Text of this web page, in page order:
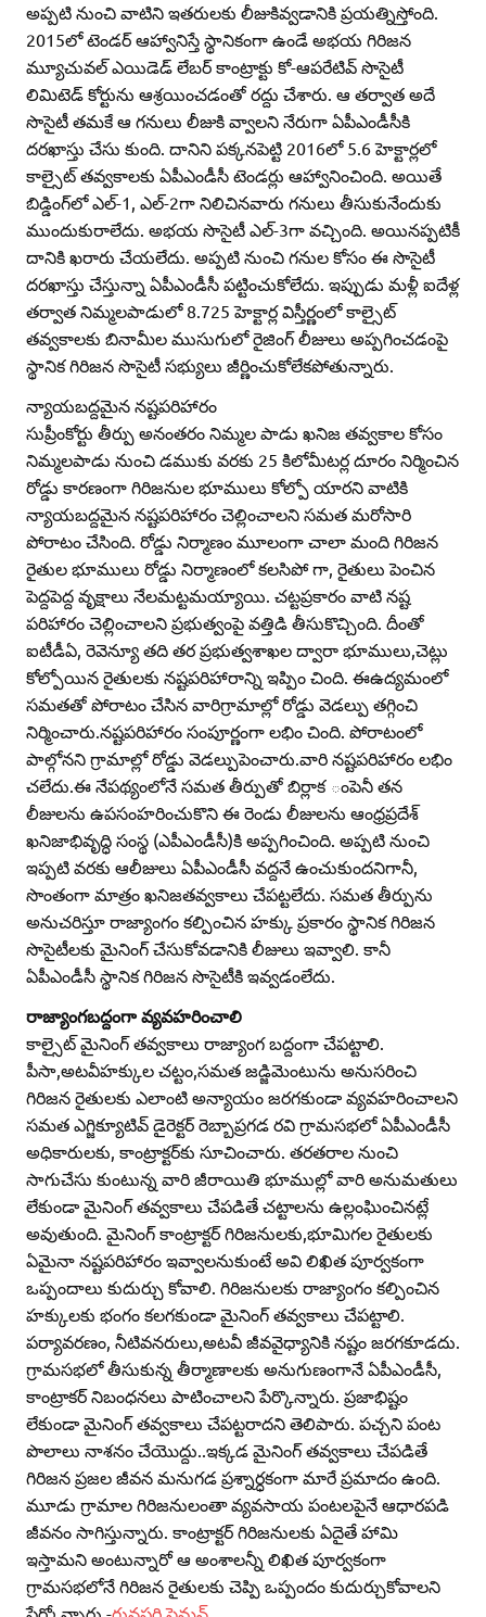
అప్పటి నుంచి వాటిని ఇతరులకు లీజుకివ్వడానికి ప్రయత్నిస్తోంది.
2015లో టెండర్‌ ఆహ్వానిస్తే స్థానికంగా ఉండే అభయ గిరిజన
మ్యూచువల్‌ ఎయిడెడ్‌ లేబర్‌ కాంట్రాక్టు కో-ఆపరేటివ్‌ సొసైటీ
లిమిటెడ్‌ కోర్టును ఆశ్రయించడంతో రద్దు చేశారు. ఆ తర్వాత అదే
సొసైటీ తమకే ఆ గనులు లీజుకి వ్వాలని నేరుగా ఏపీఎండీసీకి
దరఖాస్తు చేసు కుంది. దానిని పక్కనపెట్టి 2016లో 5.6 హెక్టార్లలో
కాల్సైట్‌ తవ్వకాలకు ఏపీఎండీసీ టెండర్లు ఆహ్వానించింది. అయితే
బిడ్డింగ్‌లో ఎల్‌-1, ఎల్‌-2గా నిలిచినవారు గనులు తీసుకునేందుకు
ముందుకురాలేదు. అభయ సొసైటీ ఎల్‌-3గా వచ్చింది. అయినప్పటికీ
దానికి ఖరారు చేయలేదు. అప్పటి నుంచి గనుల కోసం ఈ సొసైటీ
దరఖాస్తు చేస్తున్నా ఏపీఎండీసీ పట్టించుకోలేదు. ఇప్పుడు మళ్లీ ఐదేళ్ల
తర్వాత నిమ్మలపాడులో 8.725 హెక్టార్ల విస్తీర్ణంలో కాల్సైట్‌
తవ్వకాలకు బినామీల ముసుగులో రైజింగ్‌ లీజులు అప్పగించడంపై
స్థానిక గిరిజన సొసైటీ సభ్యులు జీర్ణించుకోలేకపోతున్నారు.
న్యాయబద్దమైన నష్టపరిహారం
సుప్రీంకోర్టు తీర్పు అనంతరం నిమ్మల పాడు ఖనిజ తవ్వకాల కోసం
నిమ్మలపాడు నుంచి డముకు వరకు 25 కిలోమీటర్ల దూరం నిర్మించిన
రోడ్డు కారణంగా గిరిజనుల భూములు కోల్పో యారని వాటికి
న్యాయబద్దమైన నష్టపరిహారం చెల్లించాలని సమత మరోసారి
పోరాటం చేసింది. రోడ్డు నిర్మాణం మూలంగా చాలా మంది గిరిజన
రైతుల భూములు రోడ్డు నిర్మాణంలో కలసిపో గా, రైతులు పెంచిన
పెద్దపెద్ద వృక్షాలు నేలమట్టమయ్యాయి. చట్టప్రకారం వాటి నష్ట
పరిహారం చెల్లించాలని ప్రభుత్వంపై వత్తిడి తీసుకొచ్చింది. దీంతో
ఐటీడీఏ, రెవెన్యూ తది తర ప్రభుత్వశాఖల ద్వారా భూములు,చెట్లు
కోల్పోయిన రైతులకు నష్టపరిహారాన్ని ఇప్పిం చింది. ఈఉద్యమంలో
సమతతో పోరాటం చేసిన వారిగ్రామాల్లో రోడ్డు వెడల్పు తగ్గించి
నిర్మించారు.నష్టపరిహారం సంపూర్ణంగా లభిం చింది. పోరాటంలో
పాల్గోనని గ్రామాల్లో రోడ్డు వెడల్పుపెంచారు.వారి నష్టపరిహారం లభిం
చలేదు.ఈ నేపథ్యంలోనే సమత తీర్పుతో బిర్లాక ంపెనీ తన
లీజులను ఉపసంహరించుకొని ఈ రెండు లీజులను ఆంధ్రప్రదేశ్‌
ఖనిజాభివృద్ధి సంస్థ (ఎపీఎండీసీ)కి అప్పగించింది. అప్పటి నుంచి
ఇప్పటి వరకు ఆలీజులు ఏపీఎండీసీ వద్దనే ఉంచుకుందనిగానీ,
సొంతంగా మాత్రం ఖనిజతవ్వకాలు చేపట్టలేదు. సమత తీర్పును
అనుచరిస్తూ రాజ్యాంగం కల్పించిన హక్కు ప్రకారం స్థానిక గిరిజన
సొసైటీలకు మైనింగ్‌ చేసుకోవడానికి లీజులు ఇవ్వాలి. కానీ
ఏపీఎండీసీ స్థానిక గిరిజన సొసైటీకి ఇవ్వడంలేదు.
రాజ్యాంగబద్దంగా వ్యవహరించాలి
కాల్సైట్‌ మైనింగ్‌ తవ్వకాలు రాజ్యాంగ బద్దంగా చేపట్టాలి.
పీసా,అటవీహక్కుల చట్టం,సమత జడ్జిమెంటును అనుసరించి
గిరిజన రైతులకు ఎలాంటి అన్యాయం జరగకుండా వ్యవహరించాలని
సమత ఎగ్జిక్యూటివ్‌ డైరెక్టర్‌ రెబ్బాప్రగడ రవి గ్రామసభలో ఏపీఎండీసీ
అధికారులకు, కాంట్రాక్టర్‌కు సూచించారు. తరతరాల నుంచి
సాగుచేసు కుంటున్న వారి జీరాయితి భూముల్లో వారి అనుమతులు
లేకుండా మైనింగ్‌ తవ్వకాలు చేపడితే చట్టాలను ఉల్లంఘించినట్లే
అవుతుంది. మైనింగ్‌ కాంట్రాక్టర్‌ గిరిజనులకు,భూమిగల రైతులకు
ఏమైనా నష్టపరిహారం ఇవ్వాలనుకుంటే అవి లిఖిత పూర్వకంగా
ఒప్పందాలు కుదుర్చు కోవాలి. గిరిజనులకు రాజ్యాంగం కల్పించిన
హక్కులకు భంగం కలగకుండా మైనింగ్‌ తవ్వకాలు చేపట్టాలి.
పర్యావరణం, నీటివనరులు,అటవీ జీవవైధ్యానికి నష్టం జరగకూడదు.
గ్రామసభలో తీసుకున్న తీర్మాణాలకు అనుగుణంగానే ఏపీఎండీసీ,
కాంట్రాకర్‌ నిబంధనలు పాటించాలని పేర్కొన్నారు. ప్రజాభిష్టం
లేకుండా మైనింగ్‌ తవ్వకాలు చేపట్టరాదని తెలిపారు. పచ్చని పంట
పొలాలు నాశనం చేయొద్దు..ఇక్కడ మైనింగ్‌ తవ్వకాలు చేపడితే
గిరిజన ప్రజల జీవన మనుగడ ప్రశ్నార్ధకంగా మారే ప్రమాదం ఉంది.
మూడు గ్రామాల గిరిజనులంతా వ్యవసాయ పంటలపైనే ఆధారపడి
జీవనం సాగిస్తున్నారు. కాంట్రాక్టర్‌ గిరిజనులకు ఏదైతే హామి
ఇస్తామని అంటున్నారో ఆ అంశాలన్నీ లిఖిత పూర్వకంగా
గ్రామసభలోనే గిరిజన రైతులకు చెప్పి ఒప్పందం కుదుర్చుకోవాలని